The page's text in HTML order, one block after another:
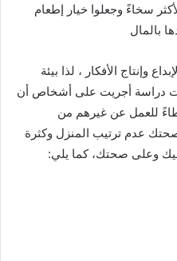
سخاءً وجعلوا خيار إطعام
بالمال
وإنتاج الأفكار ، لذا بيئة
دراسة أجريت على أشخاص أن
للعمل عن غيرهم من
عدم ترتيب المنزل وكثرة
وعلى صحتك، كما يلي: